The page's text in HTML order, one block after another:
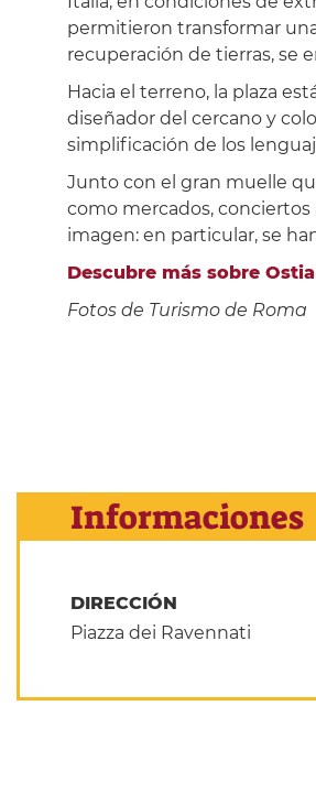
permitieron transformar
recuperación de tierras, se
Hacia el terreno, la plaza
diseñador del cercano y
simplificación de los
Junto con el gran muelle
como mercados, conciertos
imagen: en particular, se
Descubre más sobre
Fotos de Turismo de Roma
Informaciones
DIRECCIÓN
Piazza dei Ravennati